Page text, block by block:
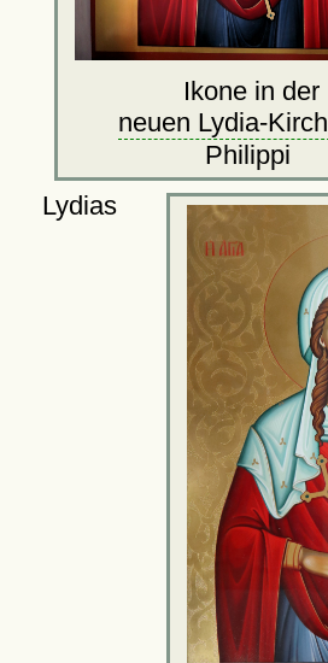
Ikone in der
neuen Lydia-
Philippi
Lydias